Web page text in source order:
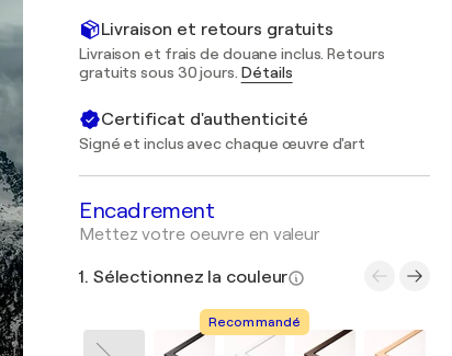
Livraison et retours gratuits
Livraison et frais de douane inclus. Retours
gratuits sous 30 jours. Détails
Certificat d'authenticité
Signé et inclus avec chaque œuvre d'art
Encadrement
Mettez votre oeuvre en valeur
1. Sélectionnez la couleur
Recommandé